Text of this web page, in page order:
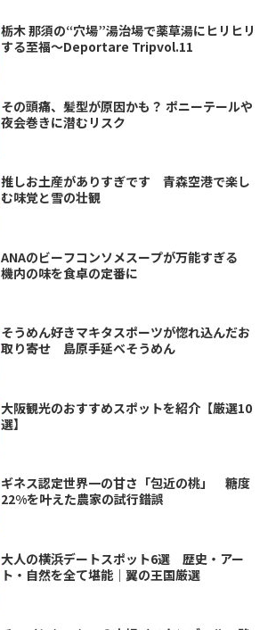
栃木 那須の“穴場”湯治場で薬草湯にヒリヒリ
する至福〜Deportare Tripvol.11
その頭痛、髪型が原因かも？ ポニーテールや
夜会巻きに潜むリスク
推しお土産がありすぎです 青森空港で楽し
む味覚と雪の壮観
ANAのビーフコンソメスープが万能すぎる
機内の味を食卓の定番に
そうめん好きマキタスポーツが惚れ込んだお
取り寄せ 島原手延べそうめん
大阪観光のおすすめスポットを紹介【厳選10
選】
ギネス認定世界一の甘さ「包近の桃」 糖度
22%を叶えた農家の試行錯誤
大人の横浜デートスポット6選 歴史・アー
ト・自然を全て堪能｜翼の王国厳選